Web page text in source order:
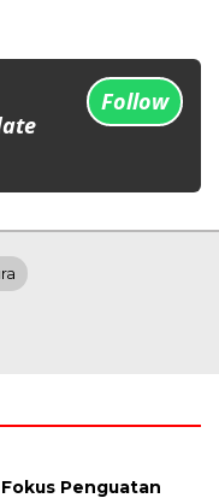
Follow
Fokus Penguatan